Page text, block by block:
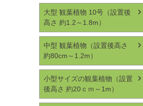
大型 観葉植物 10号（設置後
高さ 約1.2～1.8m）
中型 観葉植物（設置後高さ
約80cm～1.2m）
小型サイズの観葉植物（設置
後高さ 約20ｃｍ～1m）